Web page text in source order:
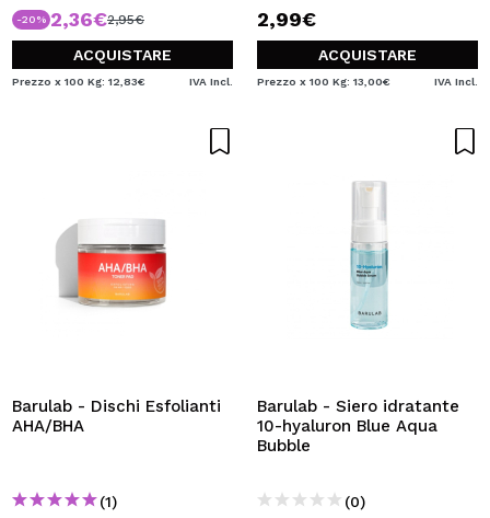
-20% 2,36€2,95€
ACQUISTARE
Prezzo x 100 Kg: 12,83€ IVA Incl.
2,99€
ACQUISTARE
Prezzo x 100 Kg: 13,00€ IVA Incl.
Barulab - Dischi Esfolianti
AHA/BHA
(1)
Barulab - Siero idratante
10-hyaluron Blue Aqua
Bubble
(0)